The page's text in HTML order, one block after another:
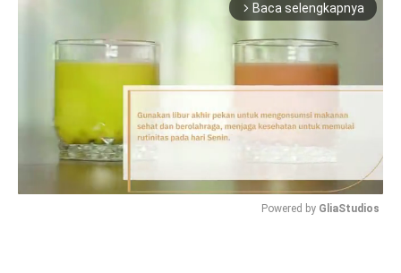
arrow_forward_ios Baca selengkapnya
Powered by GliaStudios